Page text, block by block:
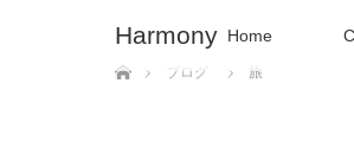
Harmony Home
ホーム
ブログ
旅